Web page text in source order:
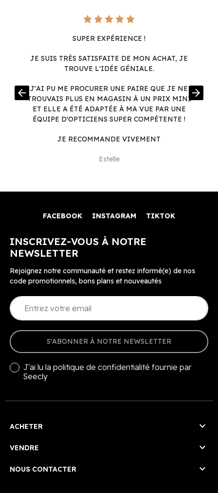
SUPER EXPÉRIENCE !
JE SUIS TRÈS SATISFAITE DE MON ACHAT, JE
TROUVE L'IDÉE GÉNIALE.
J'AI PU ME PROCURER UNE PAIRE QUE JE NE
TROUVAIS PLUS EN MAGASIN À UN PRIX MINI
ET ELLE A ÉTÉ ADAPTÉE À MA VUE PAR UNE
ÉQUIPE D'OPTICIENS SUPER COMPÉTENTE !
JE RECOMMANDE VIVEMENT
Estelle
arrow_back arrow_forward
FACEBOOK INSTAGRAM TIKTOK
INSCRIVEZ-VOUS À NOTRE
NEWSLETTER
Rejoignez notre communauté et restez informé(e) de nos
code promotionnels, bons plans et nouveautés
S'ABONNER À NOTRE NEWSLETTER
J'ai lu la politique de confidentialité fournie par
Seecly
ACHETER 
VENDRE 
NOUS CONTACTER 